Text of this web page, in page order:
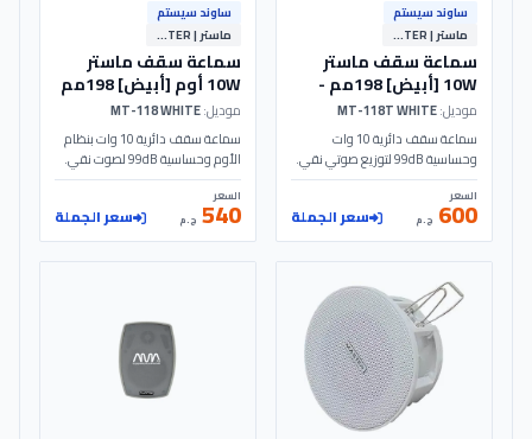
ساوند سيستم
ماستر | MASTER
سماعة سقف ماستر
10W [أبيض] 198مم -
MT-118T - MASTER
موديل:
سماعة سقف دائرية 10 وات
وحساسية 99dB لتوزيع صوتي نقي.
تصميم أبيض بقطر 198مم مثالي
الموديل: MT-118T | MASTER
السعر
600 ج.م سعر الجملة
ساوند سيستم
ماستر | MASTER
سماعة سقف ماستر
10W أوم [أبيض] 198مم
- MT-118 - MASTER
موديل:
سماعة سقف دائرية 10 وات بنظام
الأوم وحساسية 99dB لصوت نقي.
تصميم أبيض أنيق بقطر 198مم مثالي
لأنظمة الساوند سيستم والمتاجر.
الموديل: MT-118 | MASTER
السعر
540 ج.م سعر الجملة